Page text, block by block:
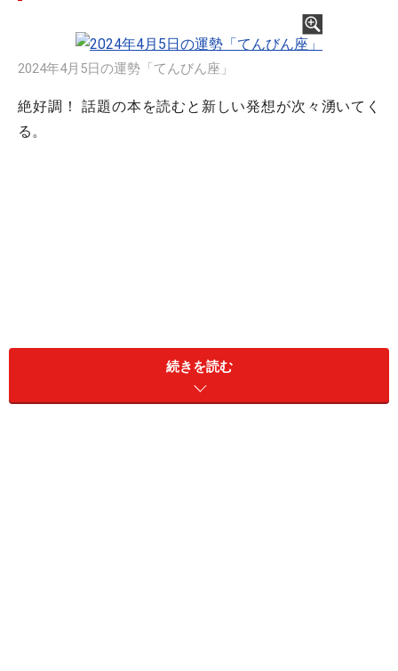
2024年4月5日の運勢「てんびん座」
絶好調！ 話題の本を読むと新しい発想が次々湧いてく
る。
続きを読む